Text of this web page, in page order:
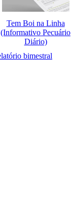
Tem Boi na Linha
(Informativo Pecuário
Diário)